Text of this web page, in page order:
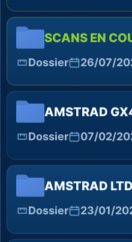
SCANS EN
Dossier 26/07/
AMSTRAD
Dossier 07/02/
AMSTRAD
Dossier 23/01/